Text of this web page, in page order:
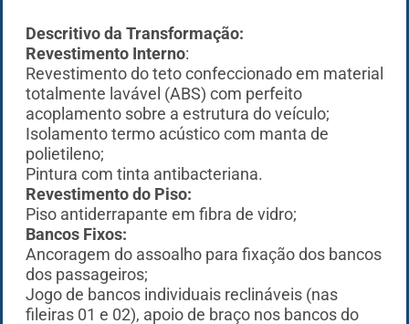
Descritivo da Transformação:
Revestimento Interno:
Revestimentodo teto confeccionado em material
totalmente lavável (ABS) com perfeito
acoplamento sobre a estrutura do veículo;
Isolamento termo acústico com manta de
polietileno;
Pintura com tinta antibacteriana.
Revestimento do Piso:
Piso antiderrapante em fibra de vidro;
Bancos Fixos:
Ancoragem do assoalho para fixação dos bancos
dos passageiros;
Jogo de bancos individuais reclináveis (nas
fileiras 01 e 02), apoio de braço nos bancos do